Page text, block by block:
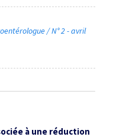
/ N° 2 - avril
à une réduction